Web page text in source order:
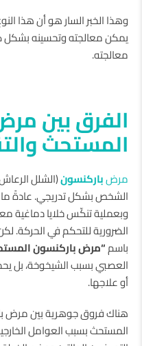
وهذا الخبر السار هو أن هذا
يمكن معالجته وتحسينه بشكل
معالجته.
الفرق بين
المستحث
مرضباركنسون(الشلل
الشخص بشكل تدريجي. عادةً ما
وبعملية تنكّس خلايا دماغية
الضرورية للتحكم في الحركة.
باسم“مرض باركنسون
العصبي بسبب الشيخوخة، بل
أو علاجها.
هناك فروق جوهرية بين مرض
المستحث بسبب العوامل